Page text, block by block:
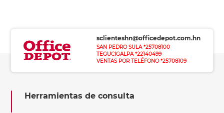
sclienteshn@officedepot.com.hn
SAN PEDRO SULA *25708100
TEGUCIGALPA *22140499
VENTAS POR TELÉFONO *25708109
Herramientas de consulta